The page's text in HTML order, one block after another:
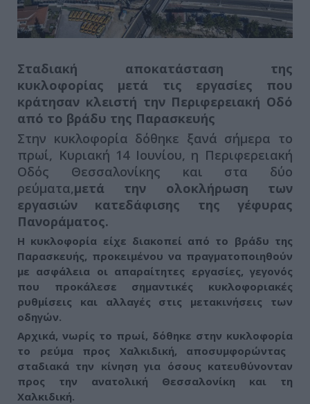
Σταδιακή αποκατάσταση της
κυκλοφορίας μετά τις εργασίες που
κράτησαν κλειστή την Περιφερειακή Οδό
από το βράδυ της Παρασκευής
Στην κυκλοφορία δόθηκε ξανά σήμερα το
πρωί, Κυριακή 14 Ιουνίου, η Περιφερειακή
Οδός Θεσσαλονίκης και στα δύο
ρεύματα,μετά την ολοκλήρωση των
εργασιών κατεδάφισης της γέφυρας
Πανοράματος.
Η κυκλοφορία είχε διακοπεί από το βράδυ της
Παρασκευής, προκειμένου να πραγματοποιηθούν
με ασφάλεια οι απαραίτητες εργασίες, γεγονός
που προκάλεσε σημαντικές κυκλοφοριακές
ρυθμίσεις και αλλαγές στις μετακινήσεις των
οδηγών.
Αρχικά, νωρίς το πρωί, δόθηκε στην κυκλοφορία
το ρεύμα προς Χαλκιδική, αποσυμφορώντας
σταδιακά την κίνηση για όσους κατευθύνονταν
προς την ανατολική Θεσσαλονίκη και τη
Χαλκιδική.